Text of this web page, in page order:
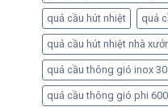
quả cầu hút nhiệt quả
quả cầu hút nhiệt nhà
quả cầu thông gió inox
quả cầu thông gió phi